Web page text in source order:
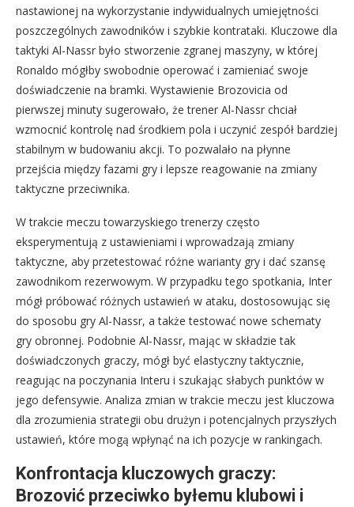
nastawionej na wykorzystanie indywidualnych umiejętności
poszczególnych zawodników i szybkie kontrataki. Kluczowe dla
taktyki Al-Nassr było stworzenie zgranej maszyny, w której
Ronaldo mógłby swobodnie operować i zamieniać swoje
doświadczenie na bramki. Wystawienie Brozovicia od
pierwszej minuty sugerowało, że trener Al-Nassr chciał
wzmocnić kontrolę nad środkiem pola i uczynić zespół bardziej
stabilnym w budowaniu akcji. To pozwalało na płynne
przejścia między fazami gry i lepsze reagowanie na zmiany
taktyczne przeciwnika.
W trakcie meczu towarzyskiego trenerzy często
eksperymentują z ustawieniami i wprowadzają zmiany
taktyczne, aby przetestować różne warianty gry i dać szansę
zawodnikom rezerwowym. W przypadku tego spotkania, Inter
mógł próbować różnych ustawień w ataku, dostosowując się
do sposobu gry Al-Nassr, a także testować nowe schematy
gry obronnej. Podobnie Al-Nassr, mając w składzie tak
doświadczonych graczy, mógł być elastyczny taktycznie,
reagując na poczynania Interu i szukając słabych punktów w
jego defensywie. Analiza zmian w trakcie meczu jest kluczowa
dla zrozumienia strategii obu drużyn i potencjalnych przyszłych
ustawień, które mogą wpłynąć na ich pozycje w rankingach.
Konfrontacja kluczowych graczy:
Brozović przeciwko byłemu klubowi i